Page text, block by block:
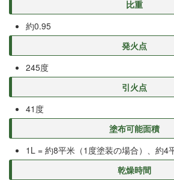
比重
約0.95
発火点
245度
引火点
41度
塗布可能面積
1L = 約8平米（1度塗装の場合）、約4
乾燥時間